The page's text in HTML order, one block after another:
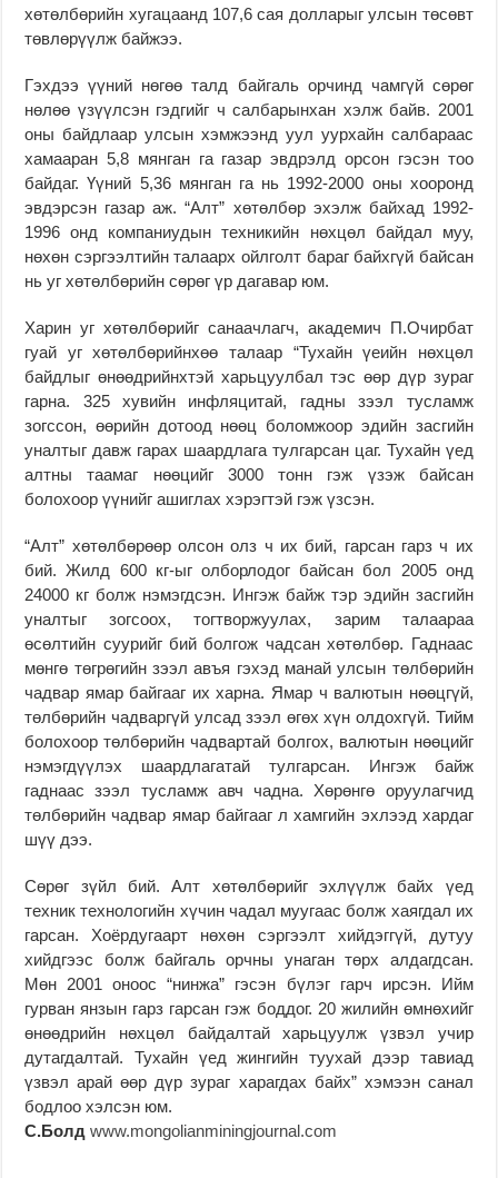
хөтөлбөрийн хугацаанд 107,6 сая долларыг улсын төсөвт
төвлөрүүлж байжээ.
Гэхдээ үүний нөгөө талд байгаль орчинд чамгүй сөрөг
нөлөө үзүүлсэн гэдгийг ч салбарынхан хэлж байв. 2001
оны байдлаар улсын хэмжээнд уул уурхайн салбараас
хамааран 5,8 мянган га газар эвдрэлд орсон гэсэн тоо
байдаг. Үүний 5,36 мянган га нь 1992-2000 оны хооронд
эвдэрсэн газар аж. “Алт” хөтөлбөр эхэлж байхад 1992-
1996 онд компаниудын техникийн нөхцөл байдал муу,
нөхөн сэргээлтийн талаарх ойлголт бараг байхгүй байсан
нь уг хөтөлбөрийн сөрөг үр дагавар юм.
Харин уг хөтөлбөрийг санаачлагч, академич П.Очирбат
гуай уг хөтөлбөрийнхөө талаар “Тухайн үеийн нөхцөл
байдлыг өнөөдрийнхтэй харьцуулбал тэс өөр дүр зураг
гарна. 325 хувийн инфляцитай, гадны зээл тусламж
зогссон, өөрийн дотоод нөөц боломжоор эдийн засгийн
уналтыг давж гарах шаардлага тулгарсан цаг. Тухайн үед
алтны таамаг нөөцийг 3000 тонн гэж үзэж байсан
болохоор үүнийг ашиглах хэрэгтэй гэж үзсэн.
“Алт” хөтөлбөрөөр олсон олз ч их бий, гарсан гарз ч их
бий. Жилд 600 кг-ыг олборлодог байсан бол 2005 онд
24000 кг болж нэмэгдсэн. Ингэж байж тэр эдийн засгийн
уналтыг зогсоох, тогтворжуулах, зарим талаараа
өсөлтийн суурийг бий болгож чадсан хөтөлбөр. Гаднаас
мөнгө төгрөгийн зээл авъя гэхэд манай улсын төлбөрийн
чадвар ямар байгааг их харна. Ямар ч валютын нөөцгүй,
төлбөрийн чадваргүй улсад зээл өгөх хүн олдохгүй. Тийм
болохоор төлбөрийн чадвартай болгох, валютын нөөцийг
нэмэгдүүлэх шаардлагатай тулгарсан. Ингэж байж
гаднаас зээл тусламж авч чадна. Хөрөнгө оруулагчид
төлбөрийн чадвар ямар байгааг л хамгийн эхлээд хардаг
шүү дээ.
Сөрөг зүйл бий. Алт хөтөлбөрийг эхлүүлж байх үед
техник технологийн хүчин чадал муугаас болж хаягдал их
гарсан. Хоёрдугаарт нөхөн сэргээлт хийдэггүй, дутуу
хийдгээс болж байгаль орчны унаган төрх алдагдсан.
Мөн 2001 оноос “нинжа” гэсэн бүлэг гарч ирсэн. Ийм
гурван янзын гарз гарсан гэж боддог. 20 жилийн өмнөхийг
өнөөдрийн нөхцөл байдалтай харьцуулж үзвэл учир
дутагдалтай. Тухайн үед жингийн туухай дээр тавиад
үзвэл арай өөр дүр зураг харагдах байх” хэмээн санал
бодлоо хэлсэн юм.
С.Болдwww.mongolianminingjournal.com